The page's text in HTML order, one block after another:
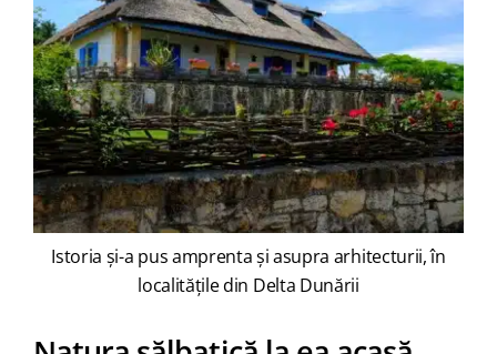
Istoria și-a pus amprenta și asupra arhitecturii, în
localitățile din Delta Dunării